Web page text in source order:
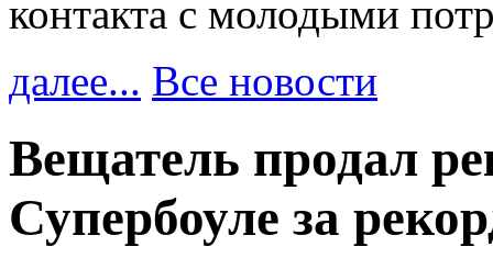
контакта с молодыми
далее... Все новости
Вещатель продал
Супербоуле за